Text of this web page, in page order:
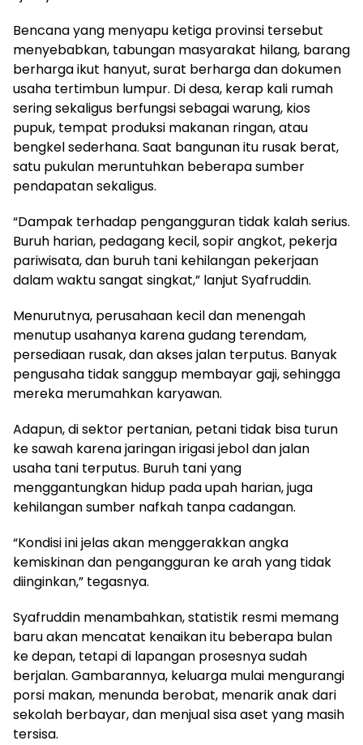
Bencana yang menyapu ketiga provinsi tersebut
menyebabkan, tabungan masyarakat hilang, barang
berharga ikut hanyut, surat berharga dan dokumen
usaha tertimbun lumpur. Di desa, kerap kali rumah
sering sekaligus berfungsi sebagai warung, kios
pupuk, tempat produksi makanan ringan, atau
bengkel sederhana. Saat bangunan itu rusak berat,
satu pukulan meruntuhkan beberapa sumber
pendapatan sekaligus.
“Dampak terhadap pengangguran tidak kalah serius.
Buruh harian, pedagang kecil, sopir angkot, pekerja
pariwisata, dan buruh tani kehilangan pekerjaan
dalam waktu sangat singkat,” lanjut Syafruddin.
Menurutnya, perusahaan kecil dan menengah
menutup usahanya karena gudang terendam,
persediaan rusak, dan akses jalan terputus. Banyak
pengusaha tidak sanggup membayar gaji, sehingga
mereka merumahkan karyawan.
Adapun, di sektor pertanian, petani tidak bisa turun
ke sawah karena jaringan irigasi jebol dan jalan
usaha tani terputus. Buruh tani yang
menggantungkan hidup pada upah harian, juga
kehilangan sumber nafkah tanpa cadangan.
“Kondisi ini jelas akan menggerakkan angka
kemiskinan dan pengangguran ke arah yang tidak
diinginkan,” tegasnya.
Syafruddin menambahkan, statistik resmi memang
baru akan mencatat kenaikan itu beberapa bulan
ke depan, tetapi di lapangan prosesnya sudah
berjalan. Gambarannya, keluarga mulai mengurangi
porsi makan, menunda berobat, menarik anak dari
sekolah berbayar, dan menjual sisa aset yang masih
tersisa.